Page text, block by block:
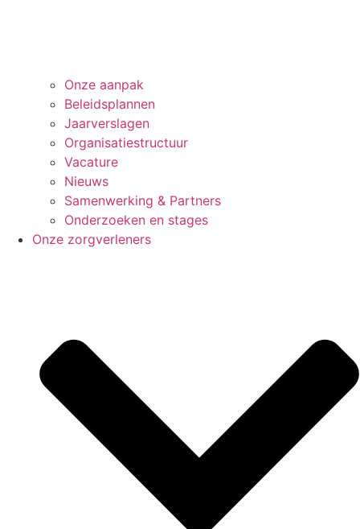
Onze aanpak
Beleids­plannen
Jaar­verslagen
Organisatie­structuur
Vacature
Nieuws
Samenwerking & Partners
Onderzoeken en stages
Onze zorgverleners